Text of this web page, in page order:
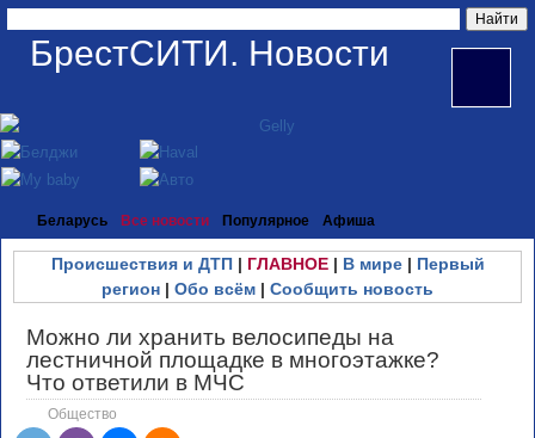
БрестСИТИ. Новости
Беларусь Все новости Популярное Афиша
Происшествия и ДТП| ГЛАВНОЕ| В мире| Первый
регион | Обо всём | Сообщить новость
Можно ли хранить велосипеды на
лестничной площадке в многоэтажке?
Что ответили в МЧС
Общество